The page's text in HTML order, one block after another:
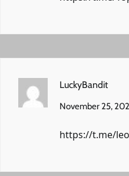
LuckyBandit
November 25,
https://t.me/